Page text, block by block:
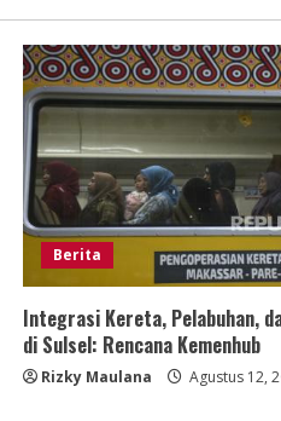
Berita
Integrasi Kereta, Pelabuhan,
di Sulsel: Rencana Kemenhub
Rizky Maulana Agustus 12,